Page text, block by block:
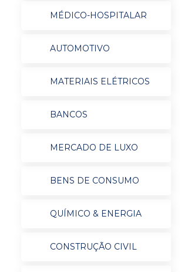
MÉDICO-HOSPITALAR
AUTOMOTIVO
MATERIAIS ELÉTRICOS
BANCOS
MERCADO DE LUXO
BENS DE CONSUMO
QUÍMICO & ENERGIA
CONSTRUÇÃO CIVIL